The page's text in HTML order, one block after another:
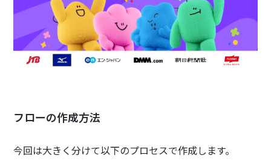
フローの作成方法
今回は大きく分けて以下のプロセスで作成します。